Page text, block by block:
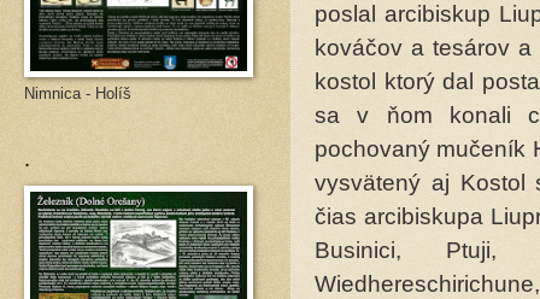
poslal arcibiskup
kováčov a tesárov
kostol ktorý dal
sa v ňom konali
pochovaný mučeník
vysvätený aj Kostol
čias arcibiskupa
Businici, Ptuji,
Nimnica - Holíš
.